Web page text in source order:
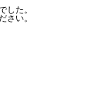
した。
さい。